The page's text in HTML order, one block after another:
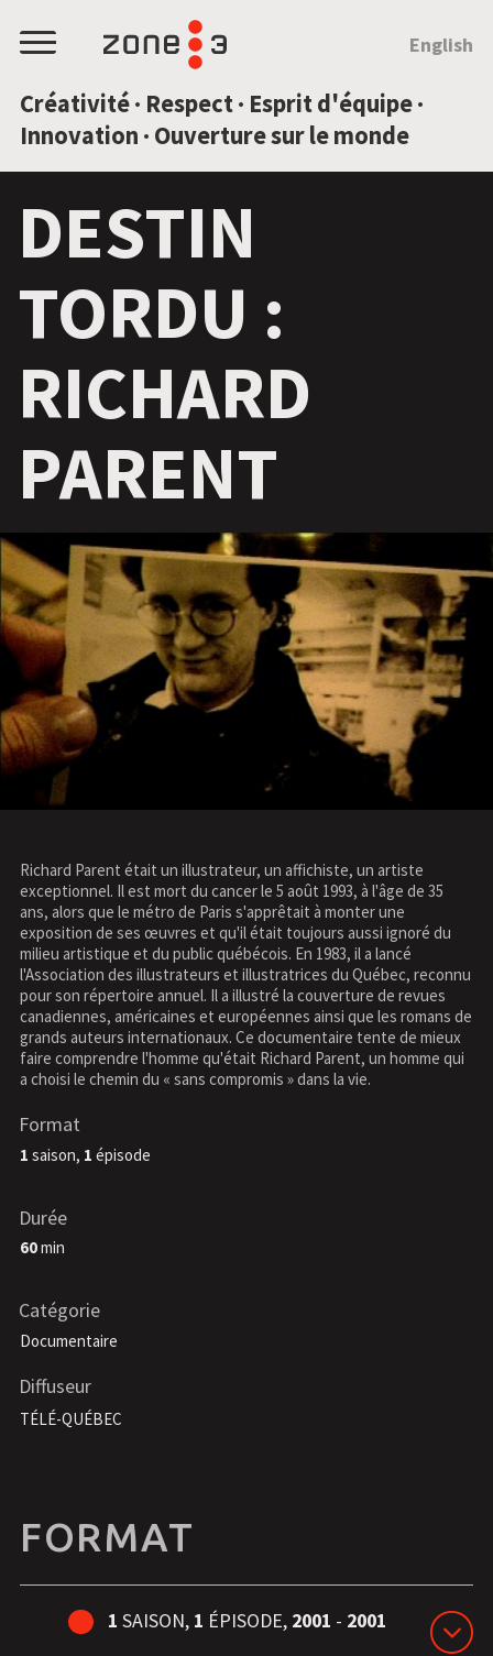
Menu
Créativité · Respect · Esprit d'équipe ·
Innovation · Ouverture sur le monde
English
DESTIN
TORDU :
RICHARD
PARENT
Richard Parent était un illustrateur, un affichiste, un artiste
exceptionnel. Il est mort du cancer le 5 août 1993, à l'âge de 35
ans, alors que le métro de Paris s'apprêtait à monter une
exposition de ses œuvres et qu'il était toujours aussi ignoré du
milieu artistique et du public québécois. En 1983, il a lancé
l'Association des illustrateurs et illustratrices du Québec, reconnu
pour son répertoire annuel. Il a illustré la couverture de revues
canadiennes, américaines et européennes ainsi que les romans de
grands auteurs internationaux. Ce documentaire tente de mieux
faire comprendre l'homme qu'était Richard Parent, un homme qui
a choisi le chemin du « sans compromis » dans la vie.
Format
1 saison, 1 épisode
Durée
60min
Catégorie
Documentaire
Diffuseur
TÉLÉ-QUÉBEC
FORMAT
1 SAISON, 1 ÉPISODE, 2001 - 2001